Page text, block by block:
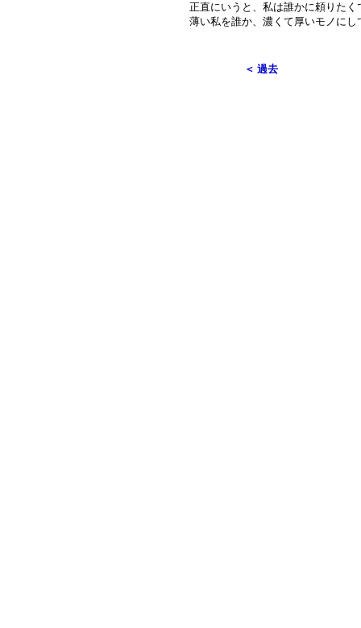
正直にいうと、私は誰かに頼りたく
薄い私を誰か、濃くて厚いモノにし
＜ 過去